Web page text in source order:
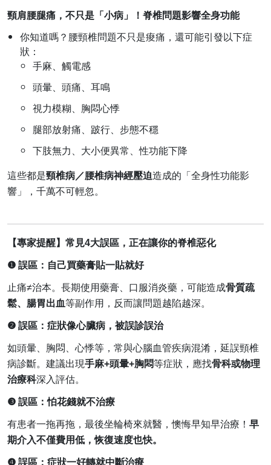
頸肩腰腿痛，不只是「小病」！脊椎問題影響全身功能
你知道嗎？腰頸椎問題不只是痠痛，還可能引發以下症
狀：
手麻、觸電感
頭暈、頭痛、耳鳴
視力模糊、胸悶心悸
腿部放射痛、跛行、步態不穩
下肢無力、大小便異常、性功能下降
這些都是頸椎病／腰椎病神經壓迫造成的「全身性功能影
響」，千萬不可輕忽。
【專家提醒】常見4大誤區，正在讓你的脊椎惡化
❶ 誤區：自己買藥膏貼一貼就好
止痛≠治本。長期使用藥膏、口服消炎藥，可能造成骨質疏
鬆、腸胃出血等副作用，反而讓問題越陷越深。
❷ 誤區：症狀像心臟病，被誤診誤治
如頭暈、胸悶、心悸等，常與心腦血管疾病混淆，延誤頸椎
病診斷。建議出現手麻+頭暈+胸悶等症狀，應找骨科或物理
治療科深入評估。
❸ 誤區：怕花錢就不治療
有患者一拖再拖，最後坐輪椅來就醫，懊悔早知早治療！ 早
期介入不僅費用低，恢復速度也快。
❹ 誤區：症狀一好轉就中斷治療